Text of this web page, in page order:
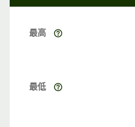
最高
最低